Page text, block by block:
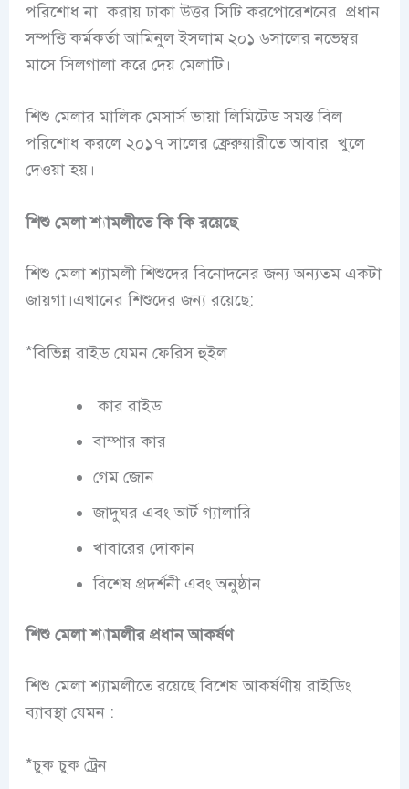
পরিশোধ না করায় ঢাকা উত্তর সিটি করপোরেশনের প্রধান
সম্পত্তি কর্মকর্তা আমিনুল ইসলাম ২০১ ৬সালের নভেম্বর
মাসে সিলগালা করে দেয় মেলাটি।
শিশু মেলার মালিক মেসার্স ভায়া লিমিটেড সমস্ত বিল
পরিশোধ করলে ২০১৭ সালের ফ্রেরুয়ারীতে আবার খুলে
দেওয়া হয়।
শিশু মেলা শ্যামলীতে কি কি রয়েছে
শিশু মেলা শ্যামলী শিশুদের বিনোদনের জন্য অন্যতম একটা
জায়গা।এখানের শিশুদের জন্য রয়েছে:
*বিভিন্ন রাইড যেমন ফেরিস হুইল
কার রাইড
বাম্পার কার
গেম জোন
জাদুঘর এবং আর্ট গ্যালারি
খাবারের দোকান
বিশেষ প্রদর্শনী এবং অনুষ্ঠান
শিশু মেলা শ্যামলীর প্রধান আকর্ষণ
শিশু মেলা শ্যামলীতে রয়েছে বিশেষ আকর্ষণীয় রাইডিং
ব্যাবস্থা যেমন :
*চুক চুক ট্রেন